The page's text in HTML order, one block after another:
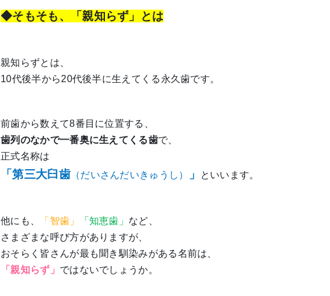
◆そもそも、「親知らず」とは
親知らずとは、
10代後半から20代後半に生えてくる永久歯です。
前歯から数えて8番目に位置する、
歯列のなかで一番奥に生えてくる歯で、
正式名称は
「第三大臼歯（だいさんだいきゅうし） 」 といいます。
他にも、 「智歯」 「知恵歯」 など、
さまざまな呼び方がありますが、
おそらく皆さんが最も聞き馴染みがある名前は、
「親知らず」 ではないでしょうか。